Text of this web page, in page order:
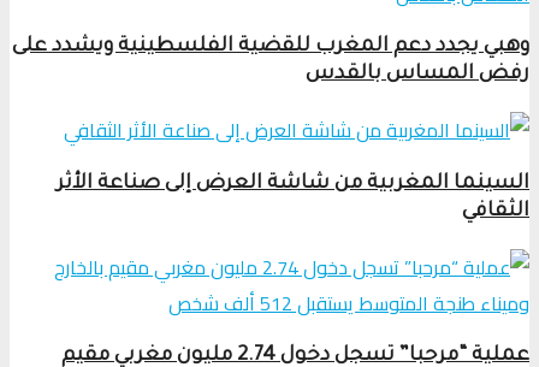
وهبي يجدد دعم المغرب للقضية الفلسطينية ويشدد على
رفض المساس بالقدس
السينما المغربية من شاشة العرض إلى صناعة الأثر
الثقافي
عملية “مرحبا” تسجل دخول 2.74 مليون مغربي مقيم